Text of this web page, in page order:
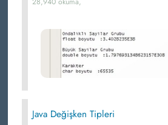
Java Değişken Tipleri